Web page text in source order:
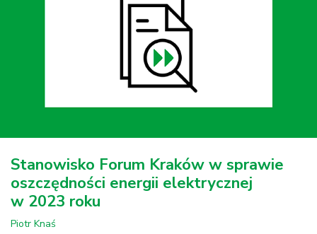
Stanowisko Forum Kraków w sprawie
oszczędności energii elektrycznej
w 2023 roku
Piotr Knaś